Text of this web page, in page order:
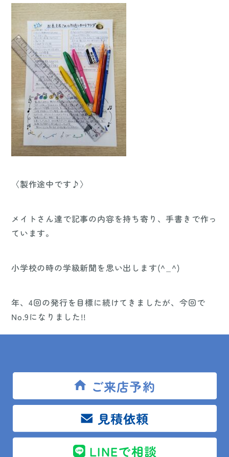
ご来店予約
見積依頼
LINEで相談
〈製作途中です♪〉
メイトさん達で記事の内容を持ち寄り、手書きで作っ
ています。
小学校の時の学級新聞を思い出します(^_^)
年、4回の発行を目標に続けてきましたが、今回で
No.9になりました!!